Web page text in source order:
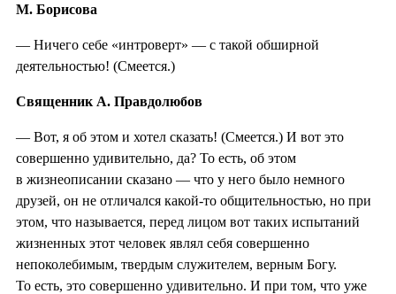
М. Борисова
— Ничего себе «интроверт» — с такой обширной
деятельностью! (Смеется.)
Священник А. Правдолюбов
— Вот, я об этом и хотел сказать! (Смеется.) И вот это
совершенно удивительно, да? То есть, об этом
в жизнеописании сказано — что у него было немного
друзей, он не отличался какой-то общительностью, но при
этом, что называется, перед лицом вот таких испытаний
жизненных этот человек являл себя совершенно
непоколебимым, твердым служителем, верным Богу.
То есть, это совершенно удивительно. И при том, что уже